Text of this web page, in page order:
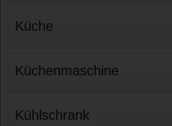
Küche
Küchenmaschine
Kühlschrank